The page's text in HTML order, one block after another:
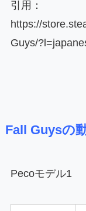
引用：
https://
Guys/
Fall Guysの
Pecoモデル1